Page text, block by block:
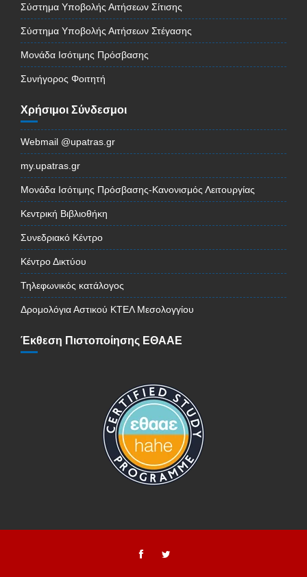
Σύστημα Υποβολής Αιτήσεων Σίτισης
Σύστημα Υποβολής Αιτήσεων Στέγασης
Μονάδα Ισότιμης Πρόσβασης
Συνήγορος Φοιτητή
Χρήσιμοι Σύνδεσμοι
Webmail @upatras.gr
my.upatras.gr
Μονάδα Ισότιμης Πρόσβασης-Κανονισμός Λειτουργίας
Κεντρική Βιβλιοθήκη
Συνεδριακό Κέντρο
Κέντρο Δικτύου
Τηλεφωνικός κατάλογος
Δρομολόγια Αστικού ΚΤΕΛ Μεσολογγίου
Έκθεση Πιστοποίησης ΕΘΑΑΕ